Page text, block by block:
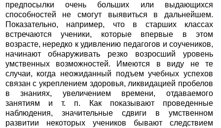
предпосылки очень больших или выдающихся
способностей не смогут выявиться в дальнейшем.
Показательно, например, что в старших классах
встречаются ученики, которые впервые в этом
возрасте, нередко к удивлению педагогов и соучеников,
начинают обнаруживать резко возросший уровень
умственных возможностей. Имеются в виду не те
случаи, когда неожиданный подъем учебных успехов
связан с укреплением здоровья, ликвидацией пробелов
в знаниях, увеличением времени, отдаваемого
занятиям и т. п. Как показывают проведенные
наблюдения, значительные сдвиги в умственном
развитии некоторых учеников бывают следствием